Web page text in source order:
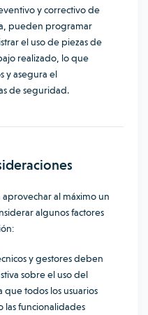
y correctivo de
pueden programar
el uso de piezas de
realizado, lo que
y asegura el
de seguridad.
al máximo un
algunos factores
y gestores deben
sobre el uso del
que todos los usuarios
las funcionalidades